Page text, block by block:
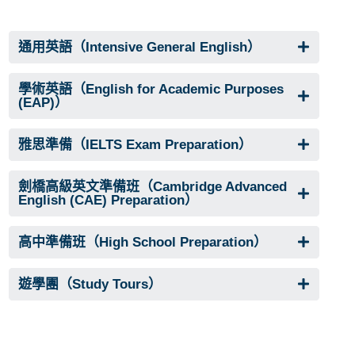
通用英語（Intensive General English）
學術英語（English for Academic Purposes
(EAP)）
雅思準備（IELTS Exam Preparation）
劍橋高級英文準備班（Cambridge Advanced
English (CAE) Preparation）
高中準備班（High School Preparation）
遊學團（Study Tours）